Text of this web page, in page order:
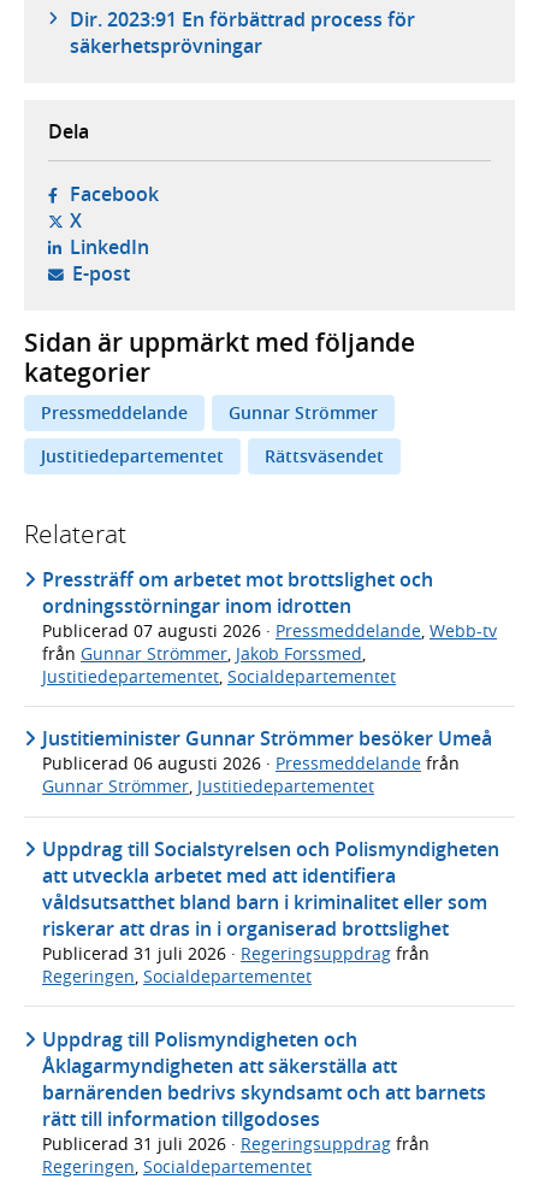
Dir. 2023:91 En förbättrad process för
säkerhetsprövningar
Dela
Facebook- öppnas i ny flik, extern webbplats,
X- öppnas i ny flik, extern webbplats,
LinkedIn- öppnas i ny flik, extern webbplats,
E-post- öppnar din e-postklient,
Sidan är uppmärkt med följande
kategorier
Pressmeddelande
Gunnar Strömmer
Justitiedepartementet
Rättsväsendet
Relaterat
Pressträff om arbetet mot brottslighet och
ordningsstörningar inom idrotten
Publicerad 07 augusti 2026 · Pressmeddelande Webb-tv
från Gunnar Strömmer Jakob Forssmed
Justitiedepartementet Socialdepartementet
Justitieminister Gunnar Strömmer besöker Umeå
Publicerad 06 augusti 2026 · Pressmeddelande från
Gunnar Strömmer, Justitiedepartementet
Uppdrag till Socialstyrelsen och Polismyndigheten
att utveckla arbetet med att identifiera
våldsutsatthet bland barn i kriminalitet eller som
riskerar att dras in i organiserad brottslighet
Publicerad 31 juli 2026 · Regeringsuppdrag från
Regeringen, Socialdepartementet
Uppdrag till Polismyndigheten och
Åklagarmyndigheten att säkerställa att
barnärenden bedrivs skyndsamt och att barnets
rätt till information tillgodoses
Publicerad 31 juli 2026 · Regeringsuppdrag från
Regeringen Socialdepartementet